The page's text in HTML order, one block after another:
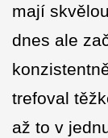
mají
dnes ale
trefoval
až to v